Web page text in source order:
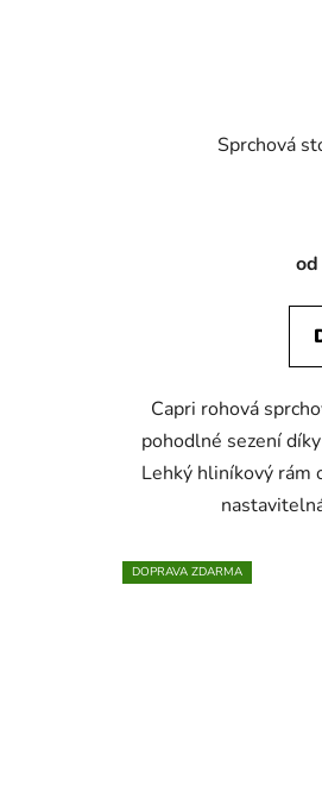
Sprchová
od
Capri rohová
pohodlné sezení
Lehký hliníkový rám
DOPRAVA ZDARMA